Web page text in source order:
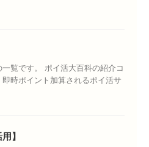
覧です。 ポイ活大百科の紹介コ
時ポイント加算されるポイ活サ
】